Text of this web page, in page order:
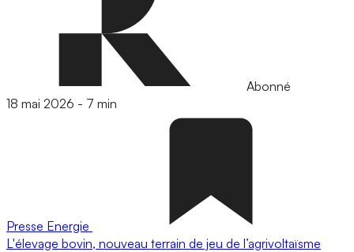
Abonné
18 mai 2026 - 7 min
Presse Energie
L'élevage bovin, nouveau terrain de jeu de l’agrivoltaïsme